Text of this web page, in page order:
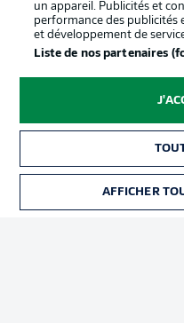
© 2026
un appareil. Publicités et
performance des publicités
et développement de
Liste de nos partenaires
AFFICHER